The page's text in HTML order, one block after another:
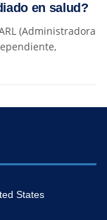
en salud?
(Administradora
States